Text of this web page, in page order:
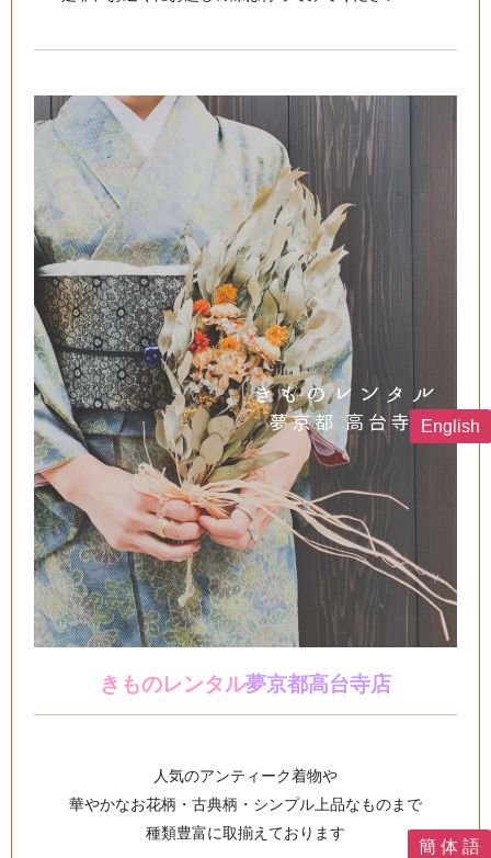
きものレンタル夢京都高台寺店
人気のアンティーク着物や
華やかなお花柄・古典柄・シンプル上品なものまで
種類豊富に取揃えております
English
簡 体 語